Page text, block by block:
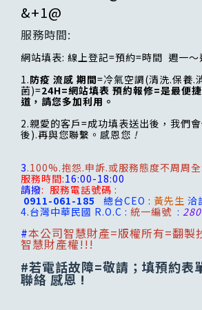
&+1@
服務時間:
網站填表: 線上登記=預約=時間 週一～
1.防疫 流感 期間=冷氣空調(清洗.保養.
菌)=24H=網站填表 預約報修=是最便
道，請您多加利用。
2.親愛的客戶=成功填表送出後，我們
後).再與您聯繫。感恩您 !
3.100%.抱怨.申訴.或服務態度不周周全:
服務時間:16:00-18:00
請撥: 服務電話號碼 :
0911-061-185 總台CEO : 黃先生 洽
4.台灣中華民國 R.O.C : 統一編號 :
#本公司智慧財產=版權所有=翻製
智慧財產權!!!
#若電話故障=敬請；填預約表
聯絡 感恩 !